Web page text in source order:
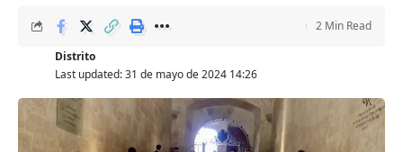
Last updated: 31 de mayo de 2024 14:26
Distrito
2 Min Read